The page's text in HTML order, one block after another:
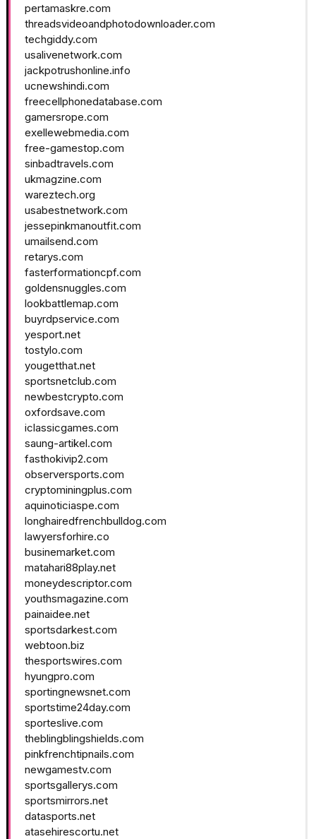
pertamaskre.com
threadsvideoandphotodownloader.com
techgiddy.com
usalivenetwork.com
jackpotrushonline.info
ucnewshindi.com
freecellphonedatabase.com
gamersrope.com
exellewebmedia.com
free-gamestop.com
sinbadtravels.com
ukmagzine.com
wareztech.org
usabestnetwork.com
jessepinkmanoutfit.com
umailsend.com
retarys.com
fasterformationcpf.com
goldensnuggles.com
lookbattlemap.com
buyrdpservice.com
yesport.net
tostylo.com
yougetthat.net
sportsnetclub.com
newbestcrypto.com
oxfordsave.com
iclassicgames.com
saung-artikel.com
fasthokivip2.com
observersports.com
cryptominingplus.com
aquinoticiaspe.com
longhairedfrenchbulldog.com
lawyersforhire.co
businemarket.com
matahari88play.net
moneydescriptor.com
youthsmagazine.com
painaidee.net
sportsdarkest.com
webtoon.biz
thesportswires.com
hyungpro.com
sportingnewsnet.com
sportstime24day.com
sporteslive.com
theblingblingshields.com
pinkfrenchtipnails.com
newgamestv.com
sportsgallerys.com
sportsmirrors.net
datasports.net
atasehirescortu.net